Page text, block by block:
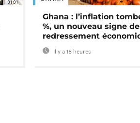
01:01
Ghana : l’inflation
%, un nouveau signe de
redressement
Il y a 18 heures